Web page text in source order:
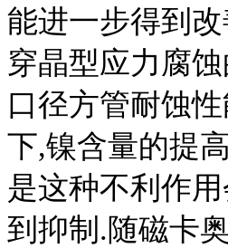
能进一步得到
穿晶型应力腐
口径方管耐蚀
下,镍含量的提
是这种不利作
到抑制.随磁卡